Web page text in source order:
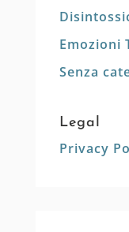
Emozioni
Senza
Legal
Privacy